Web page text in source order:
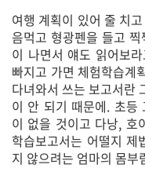
여행 계획이 있어 줄 치
음먹고 형광펜을 들고
이 나면서 얘도 읽어보
빠지고 가면 체험학습계
다녀와서 쓰는 보고서란
이 안 되기 때문에. 초등
이 없을 것이고 다낭, 호
학습보고서는 어떨지 제
지 않으려는 엄마의 몸부